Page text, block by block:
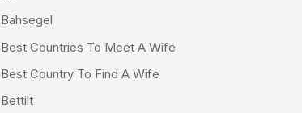
Bahsegel
Best Countries To Meet A Wife
Best Country To Find A Wife
Bettilt